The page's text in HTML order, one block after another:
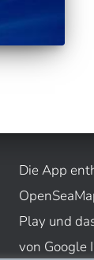
Die App
Play und
von Google